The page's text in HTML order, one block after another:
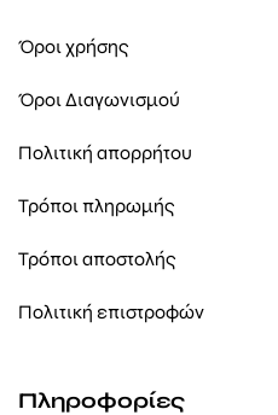
Όροι χρήσης
Όροι Διαγωνισμού
Πολιτική απορρήτου
Τρόποι πληρωμής
Τρόποι αποστολής
Πολιτική επιστροφών
Πληροφορίες